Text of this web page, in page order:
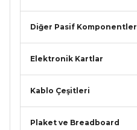
Diğer Pasif Komponentler
Elektronik Kartlar
Kablo Çeşitleri
Plaket ve Breadboard